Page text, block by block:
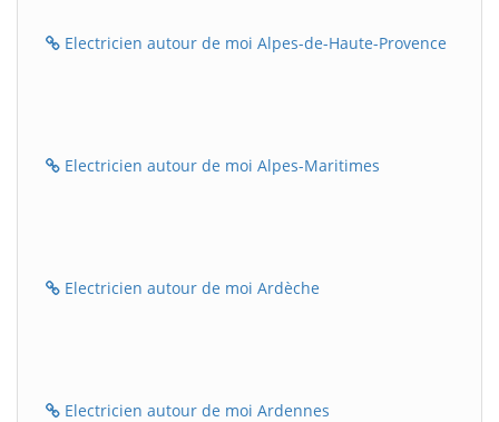
Electricien autour de moi Alpes-de-Haute-Provence
Electricien autour de moi Alpes-Maritimes
Electricien autour de moi Ardèche
Electricien autour de moi Ardennes